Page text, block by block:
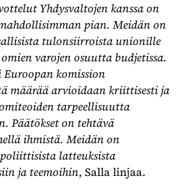
Yhdysvaltojen kanssa on
pian. Meidän on
tulonsiirroista unionille
varojen osuutta budjetissa.
komission
määrää arvioidaan kriittisesti ja
tarpeellisuutta
Päätökset on tehtävä
ihmistä. Meidän on
latteuksista
ja teemoihin, Salla linjaa.